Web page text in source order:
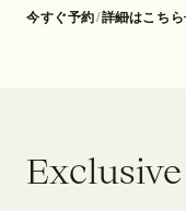
今すぐ予約/詳細はこちら
Exclusive